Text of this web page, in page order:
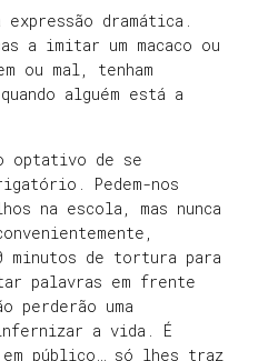
dramática.
a imitar um macaco ou
ou mal, tenham
alguém está a
optativo de se
Pedem-nos
na escola, mas nunca
minutos de tortura para
palavras em frente
perderão uma
a vida. É
público… só lhes traz